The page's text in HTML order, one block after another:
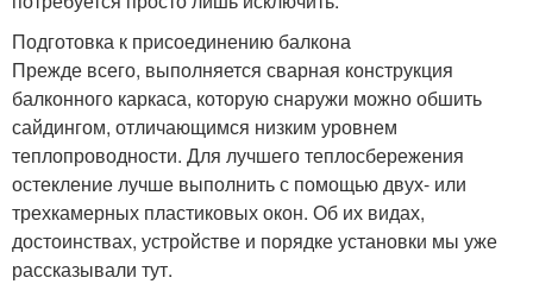
Подготовка к присоединению балкона
Прежде всего, выполняется сварная конструкция
балконного каркаса, которую снаружи можно обшить
сайдингом, отличающимся низким уровнем
теплопроводности. Для лучшего теплосбережения
остекление лучше выполнить с помощью двух- или
трехкамерных пластиковых окон. Об их видах,
достоинствах, устройстве и порядке установки мы уже
рассказывали тут.